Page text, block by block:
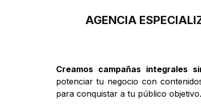
AGENCIA
Creamos campañas integrales
potenciar tu negocio con
para conquistar a tu público objetivo.